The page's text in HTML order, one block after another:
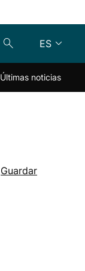
ES
En directo
Últimas noticias
Guardar